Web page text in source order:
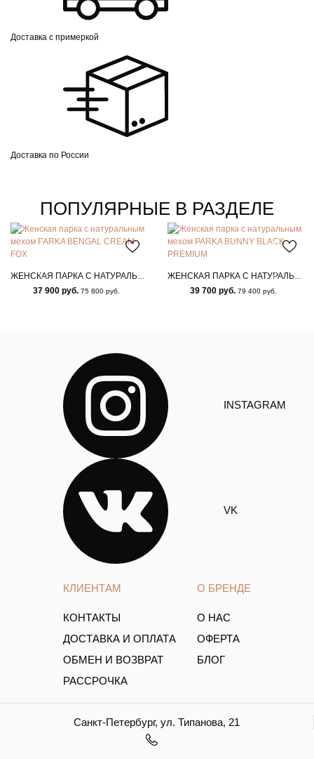
Доставка с примеркой
Доставка по России
ПОПУЛЯРНЫЕ В РАЗДЕЛЕ
37 900 руб. 75 800 руб. 39 700 руб. 79 400 руб.
КЛИЕНТАМ
КОНТАКТЫ
ДОСТАВКА И ОПЛАТА
ОБМЕН И ВОЗВРАТ
РАССРОЧКА
О БРЕНДЕ
О НАС
ОФЕРТА
БЛОГ
INSTAGRAM
VK
Санкт-Петербург, ул. Типанова, 21